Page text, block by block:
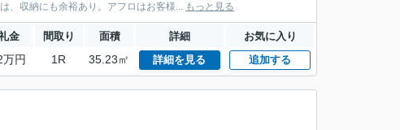
、収納にも余裕あり。アフロはお客様... もっと見る
金 間取り 面積 詳細 お気に入り
万円 1R 35.23㎡ 詳細を見る 追加する